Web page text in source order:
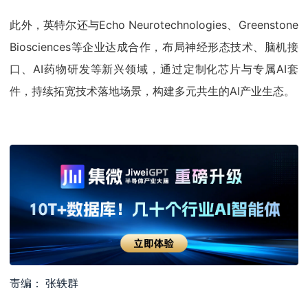
此外，英特尔还与Echo Neurotechnologies、Greenstone
Biosciences等企业达成合作，布局神经形态技术、脑机接
口、AI药物研发等新兴领域，通过定制化芯片与专属AI套
件，持续拓宽技术落地场景，构建多元共生的AI产业生态。
责编： 张轶群